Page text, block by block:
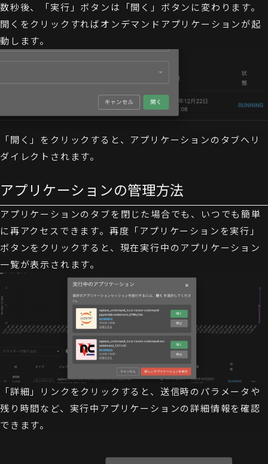
数秒後、「実行」ボタンは「開く」ボタンに変わります。
開くをクリックすればオンデマンドアプリケーションが起
動します。
「開く」をクリックすると、アプリケーションのタブへリ
ダイレクトされます。
アプリケーションの管理方法
アプリケーションのタブを閉じた場合でも、いつでも簡単
に再アクセスできます。再度「アプリケーションを実行」
ボタンをクリックすると、現在実行中のアプリケーション
一覧が表示されます。
「詳細」リンクをクリックすると、送信時のパラメータや
残り時間など、実行中アプリケーションの詳細情報を確認
できます。